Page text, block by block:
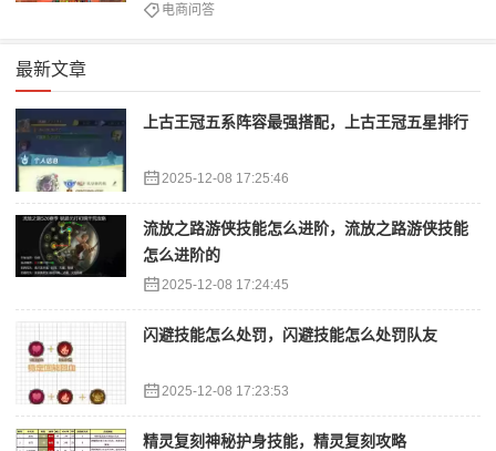
电商问答
最新文章
上古王冠五系阵容最强搭配，上古王冠五星排行
2025-12-08 17:25:46
流放之路游侠技能怎么进阶，流放之路游侠技能
怎么进阶的
2025-12-08 17:24:45
闪避技能怎么处罚，闪避技能怎么处罚队友
2025-12-08 17:23:53
精灵复刻神秘护身技能，精灵复刻攻略